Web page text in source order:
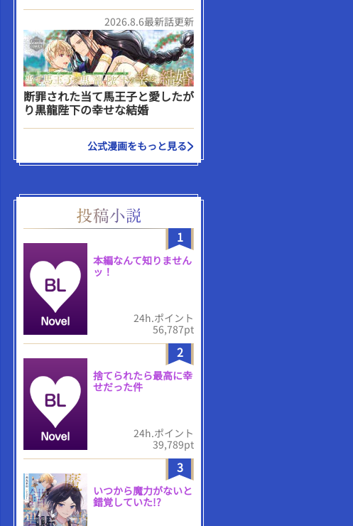
2026.8.6最新話更新
断罪された当て馬王子と愛したが
り黒龍陛下の幸せな結婚
公式漫画をもっと見る
1
本編なんて知りません
ッ！
24h.ポイント
56,787pt
2
捨てられたら最高に幸
せだった件
24h.ポイント
39,789pt
3
いつから魔力がないと
錯覚していた!?